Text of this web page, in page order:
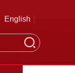
English